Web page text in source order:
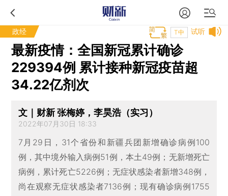
政经 试听
T中
最新疫情：全国新冠累计确诊
229394例 累计接种新冠疫苗超
34.22亿剂次
文｜财新 张梅婷，李昊浩（实习）
2022年07月30日 18:33
7月29日，31个省份和新疆兵团新增确诊病例100
例，其中境外输入病例51例，本土49例；无新增死亡
病例，累计死亡5226例；无症状感染者新增348例，
尚在观察无症状感染者7136例；现有确诊病例1755